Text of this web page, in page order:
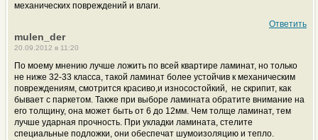
механических повреждений и влаги.
Ответить
mulen_der
20.09.2012 в 11:20
По моему мнению лучше ложить по всей квартире ламинат, но только
не ниже 32-33 класса, такой ламинат более устойчив к механическим
повреждениям, смотрится красиво,и износостойкий, не скрипит, как
бывает с паркетом. Также при выборе ламината обратите внимание на
его толщину, она может быть от 6 до 12мм. Чем толще ламинат, тем
лучше ударная прочность. При укладки ламината, стелите
специальные подложки, они обеспечат шумоизоляцию и тепло.